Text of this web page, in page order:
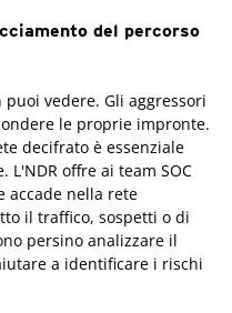
del percorso
vedere. Gli aggressori
le proprie impronte.
decifrato è essenziale
offre ai team SOC
accade nella rete
il traffico, sospetti o di
persino analizzare il
a identificare i rischi